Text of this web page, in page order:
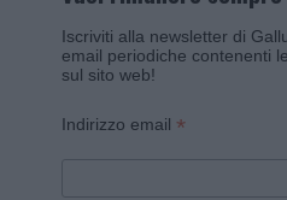
Iscriviti alla newsletter di
email periodiche contenenti
sul sito web!
Indirizzo email *